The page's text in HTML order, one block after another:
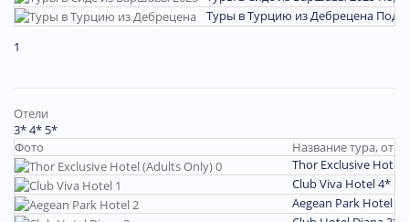
Туры в Турцию из Дебрецена
1
Отели
3*4* 5*
Фото
Название тура,
Thor Exclusive
Club Viva Hotel 4*
Aegean Park Hotel